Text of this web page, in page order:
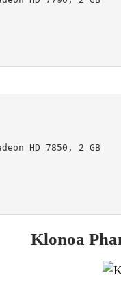
HD 7850, 2 GB
Klonoa